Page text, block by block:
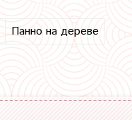
Панно на дереве